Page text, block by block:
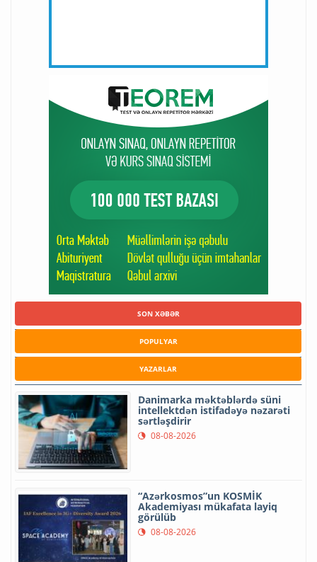
SON XƏBƏR
POPULYAR
YAZARLAR
Danimarka məktəblərdə süni
intellektdən istifadəyə nəzarəti
sərtləşdirir
08-08-2026
“Azərkosmos”un KOSMİK
Akademiyası mükafata layiq
görülüb
08-08-2026